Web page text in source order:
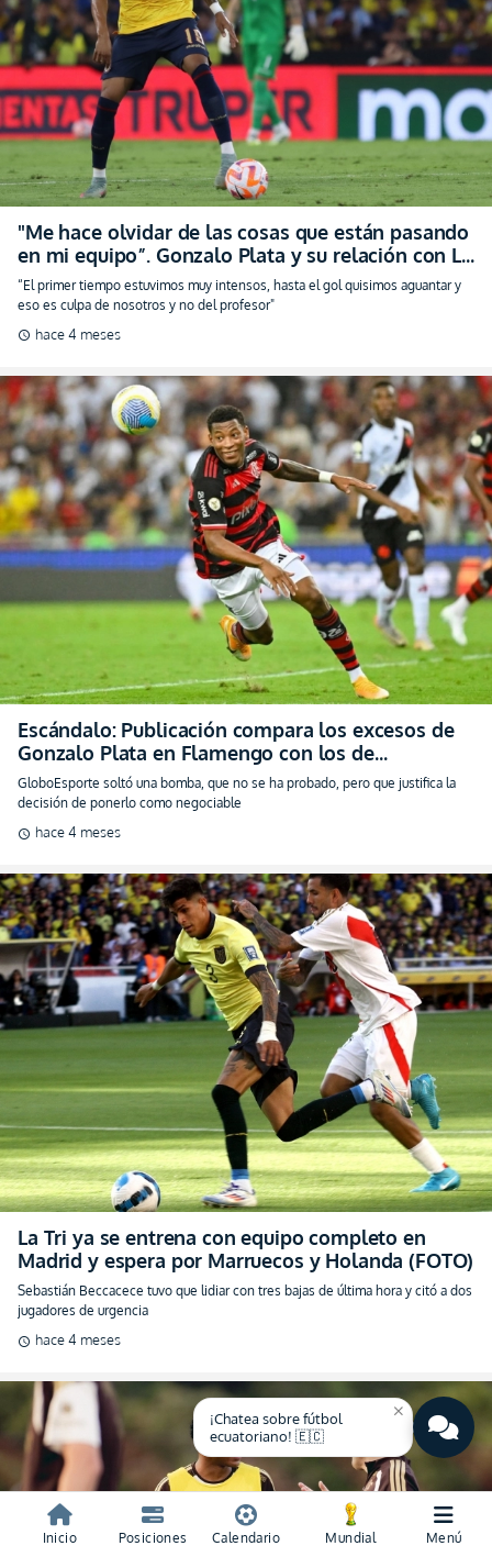
"Me hace olvidar de las cosas que están pasando
en mi equipo”. Gonzalo Plata y su relación con La
Tri (VIDEO)
“El primer tiempo estuvimos muy intensos, hasta el gol quisimos aguantar y
eso es culpa de nosotros y no del profesor"
schedule hace 4 meses
Escándalo: Publicación compara los excesos de
Gonzalo Plata en Flamengo con los de
Ronaldinho
GloboEsporte soltó una bomba, que no se ha probado, pero que justifica la
decisión de ponerlo como negociable
schedule hace 4 meses
La Tri ya se entrena con equipo completo en
Madrid y espera por Marruecos y Holanda (FOTO)
Sebastián Beccacece tuvo que lidiar con tres bajas de última hora y citó a dos
jugadores de urgencia
schedule hace 4 meses
Inicio Posiciones Calendario Mundial Menú
close
¡Chatea sobre fútbol
ecuatoriano! 🇪🇨